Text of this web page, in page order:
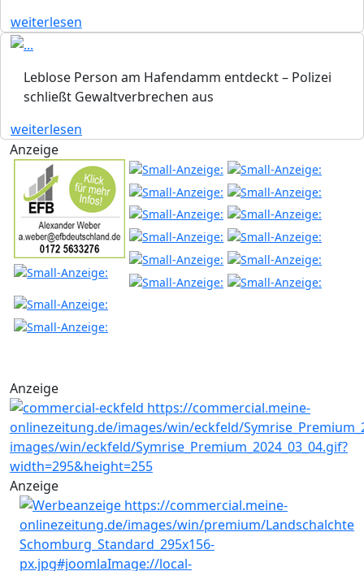
weiterlesen
Leblose Person am Hafendamm entdeckt – Polizei
schließt Gewaltverbrechen aus
weiterlesen
Anzeige
Anzeige
Anzeige